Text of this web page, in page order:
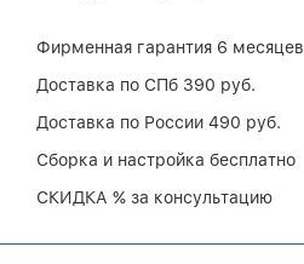
Фирменная гарантия 6 месяцев
Доставка по СПб 390 руб.
Доставка по России 490 руб.
Сборка и настройка бесплатно
СКИДКА % за консультацию